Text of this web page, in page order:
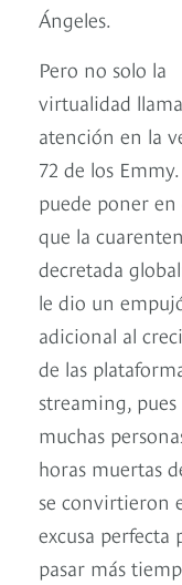
Ángeles.
Pero no solo la
virtualidad
atención en la
72 de los
puede poner en
que la
decretada
le dio un
adicional al
de las
streaming, pues
muchas
horas muertas
se convirtieron
excusa perfecta
pasar más